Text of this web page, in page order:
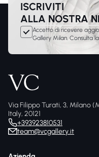
ISCRIVITI
ALLA NOSTRA
Accetto di ricevere
Gallery Milan. Consulta
Via Filippo Turati, 3, Milano
Italy, 20121
+393923810531
team@vcgallery.it